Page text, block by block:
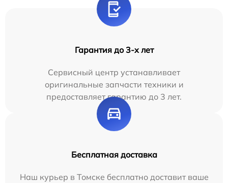
Гарантия до 3-х лет
Сервисный центр устанавливает
оригинальные запчасти техники и
предоставляет гарантию до 3 лет.
Бесплатная доставка
Наш курьер в Томске бесплатно доставит ваше